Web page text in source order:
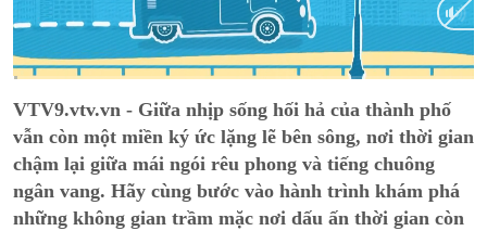
Time
VTV9.vtv.vn - Giữa nhịp sống hối hả của thành phố
vẫn còn một miền ký ức lặng lẽ bên sông, nơi thời gian
chậm lại giữa mái ngói rêu phong và tiếng chuông
ngân vang. Hãy cùng bước vào hành trình khám phá
những không gian trầm mặc nơi dấu ấn thời gian còn